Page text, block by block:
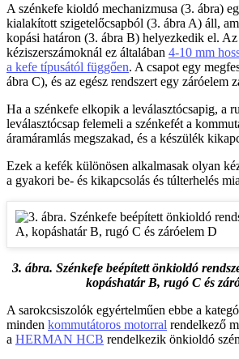
A szénkefe kioldó mechanizmusa (3. ábra)
kialakított szigetelőcsapból (3. ábra A) áll,
kopási határon (3. ábra B) helyezkedik el.
kéziszerszámoknál ez általában 4-10 mm
a kefe típusától függően. A csapot egy
ábra C), és az egész rendszert egy záróelem
Ha a szénkefe elkopik a leválasztócsapig, a
leválasztócsap felemeli a szénkefét a
áramáramlás megszakad, és a készülék
Ezek a kefék különösen alkalmasak olyan
a gyakori be- és kikapcsolás és túlterhelés
3. ábra. Szénkefe beépített önkioldó
kopáshatár B, rugó C és
A sarokcsiszolók egyértelműen ebbe a
minden kommutátoros motorral rendelkező
a HERMAN HCB rendelkezik önkioldó